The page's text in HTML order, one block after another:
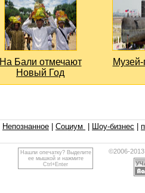
На Бали отмечают
Новый Год
Непознанное Социум Шоу-бизнес
Нашли опечатку? Выделите
ее мышкой и нажмите
Ctrl+Enter
©2006-